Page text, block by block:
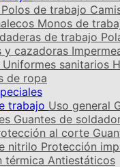
Polos de trabajo
Monos de
de trabajo
y cazadoras
Uniformes sanitarios
de ropa
trabajo Uso general
Guantes de
al corte
nitrilo Protección
térmica Antiestáticos